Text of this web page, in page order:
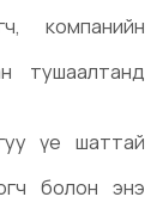
компанийн
тушаалтанд
үе шаттай
болон энэ